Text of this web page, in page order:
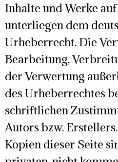
Inhalte und Werke
unterliegen dem
Urheberrecht. Die
Bearbeitung,
der Verwertung
des Urheberrechtes
schriftlichen
Autors bzw.
Kopien dieser Seite